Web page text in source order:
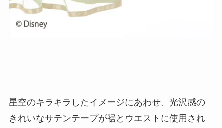
星空のキラキラしたイメージにあわせ、光沢感の
きれいなサテンテープが裾とウエストに使用され